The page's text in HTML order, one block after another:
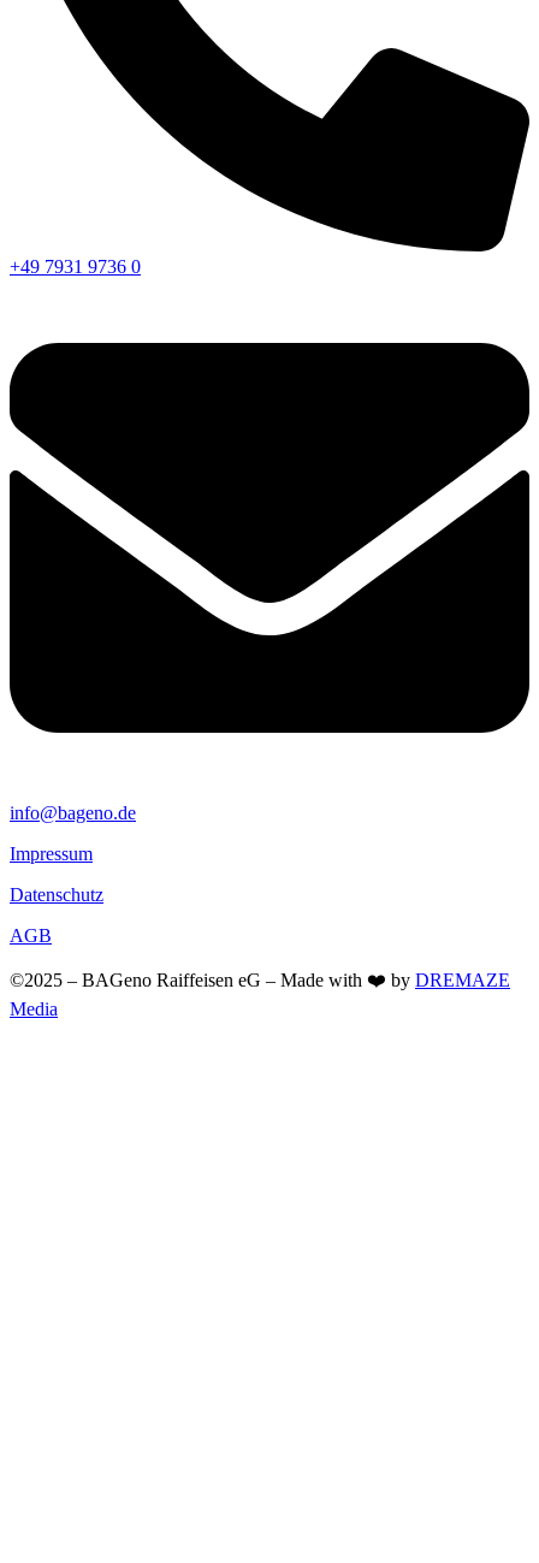
+49 7931 9736 0
info@bageno.de
Impressum
Datenschutz
AGB
©2025 – BAGeno Raiffeisen eG – Made with ❤️ by DREMAZE
Media